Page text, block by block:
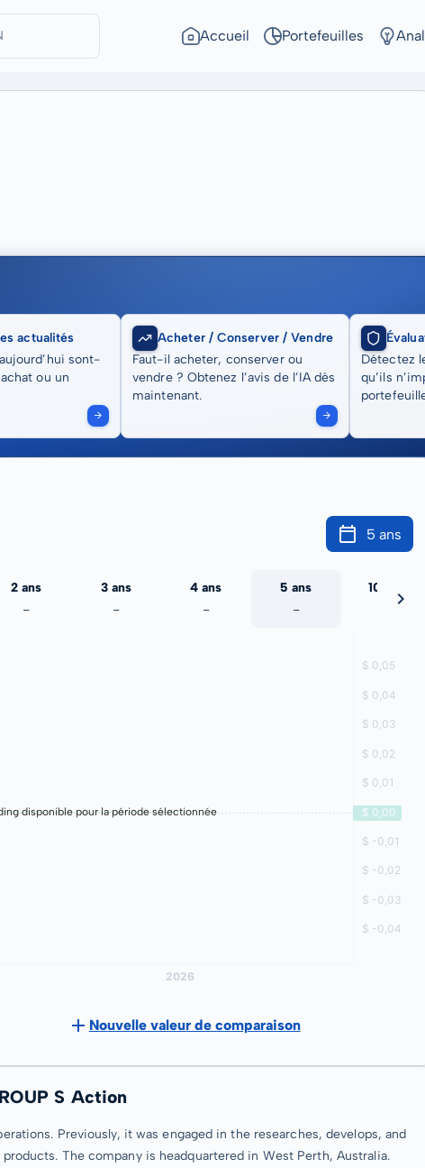
Accueil Portefeuilles
actualités
sont-
ou un
Acheter / Conserver / Vendre
Faut-il acheter, conserver ou
vendre ? Obtenez l’avis de l’IA dès
maintenant.
Détectez
qu’ils
5 ans
2 ans
-
3 ans
-
4 ans
-
5 ans
-
10 ans
disponible pour la période sélectionnée
Nouvelle valeur de comparaison
S Action
Previously, it was engaged in the researches, develops, and
The company is headquartered in West Perth, Australia.